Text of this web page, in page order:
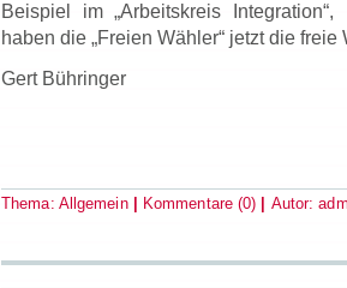
Beispiel im „Arbeitskreis
haben die „Freien Wähler“ jetzt die freie
Gert Bühringer
Thema: Allgemein Kommentare (0) Autor: